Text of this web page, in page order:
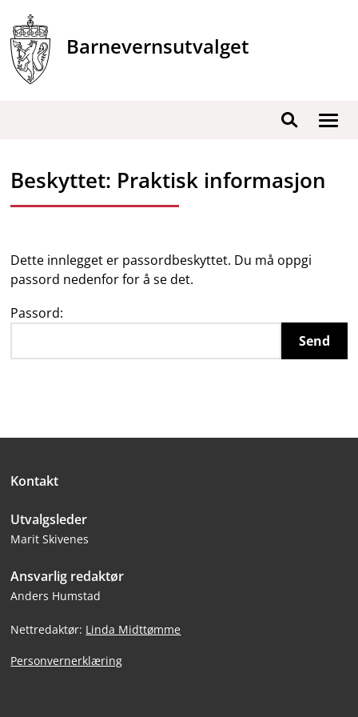
innhold
Barnevernsutvalget
Vis
Søk
Beskyttet: Praktisk informasjon
Dette innlegget er passordbeskyttet. Du må oppgi
passord nedenfor for å se det.
Passord:
Bunntekst
Kontakt
Utvalgsleder
Marit Skivenes
Ansvarlig redaktør
Anders Humstad
Nettredaktør: Linda Midttømme
Personvernerklæring